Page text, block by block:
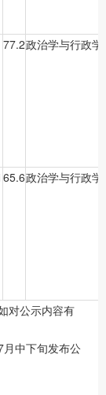
77.2政治学与行政学
65.6政治学与行政学
对公示内容有
中下旬发布公